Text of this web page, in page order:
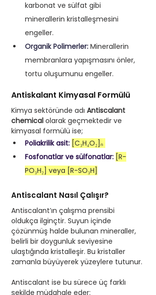
karbonat ve sülfat gibi
minerallerin kristalleşmesini
engeller.
Organik Polimerler: Minerallerin
membranlara yapışmasını önler,
tortu oluşumunu engeller.
Antiskalant Kimyasal Formülü
Kimya sektöründe adı Antiscalant
chemical olarak geçmektedir ve
kimyasal formülü ise;
Poliakrilik asit: [C₃H₄O₂]ₙ
Fosfonatlar ve sülfonatlar: [R-
PO₃H₂] veya [R-SO₃H]
Antiscalant Nasıl Çalışır?
Antiscalant’ın çalışma prensibi
oldukça ilginçtir. Suyun içinde
çözünmüş halde bulunan mineraller,
belirli bir doygunluk seviyesine
ulaştığında kristalleşir. Bu kristaller
zamanla büyüyerek yüzeylere tutunur.
Antiscalant ise bu sürece üç farklı
şekilde müdahale eder: